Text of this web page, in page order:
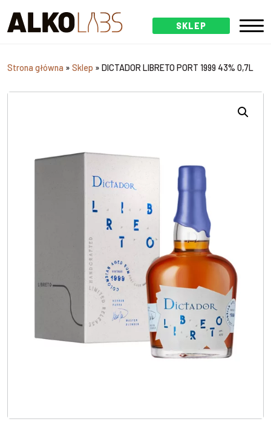
SKLEP
Strona główna » Sklep » DICTADOR LIBRETO PORT 1999 43% 0,7L